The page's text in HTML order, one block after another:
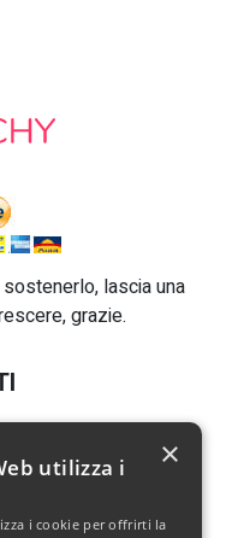
lascia una
grazie.
utilizza i
i cookie per offrirti la
×